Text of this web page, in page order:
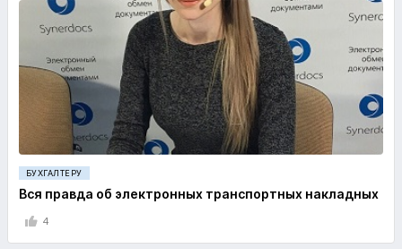
БУХГАЛТЕРУ
Вся правда об электронных транспортных накладных
4